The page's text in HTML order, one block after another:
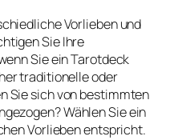
Vorlieben und
Sie Ihre
Sie ein Tarotdeck
traditionelle oder
Sie sich von bestimmten
Wählen Sie ein
Vorlieben entspricht.